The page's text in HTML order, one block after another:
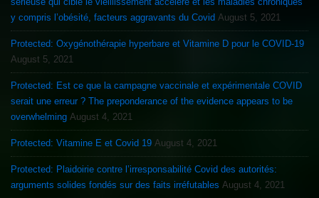
y compris l’obésité, facteurs aggravants du Covid August 5, 2021
Protected: Oxygénothérapie hyperbare et Vitamine D pour le COVID-19
August 5, 2021
Protected: Est ce que la campagne vaccinale et expérimentale COVID
serait une erreur ? The preponderance of the evidence appears to be
overwhelming August 4, 2021
Protected: Vitamine E et Covid 19 August 4, 2021
Protected: Plaidoirie contre l’irresponsabilité Covid des autorités:
arguments solides fondés sur des faits irréfutables August 4, 2021